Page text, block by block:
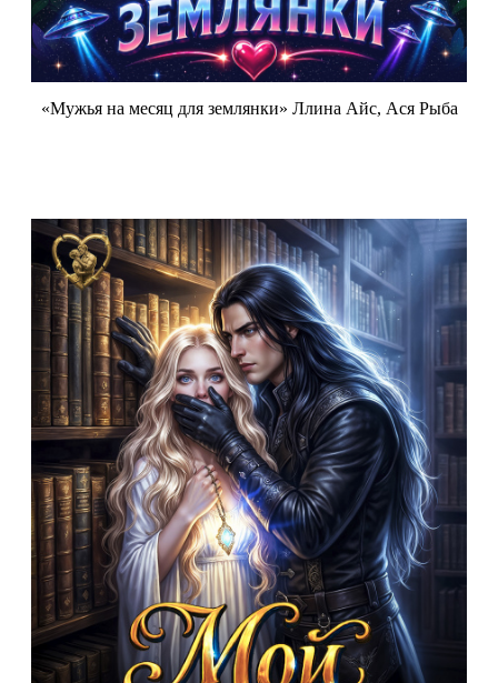
«Мужья на месяц для землянки» Ллина Айс, Ася Рыба